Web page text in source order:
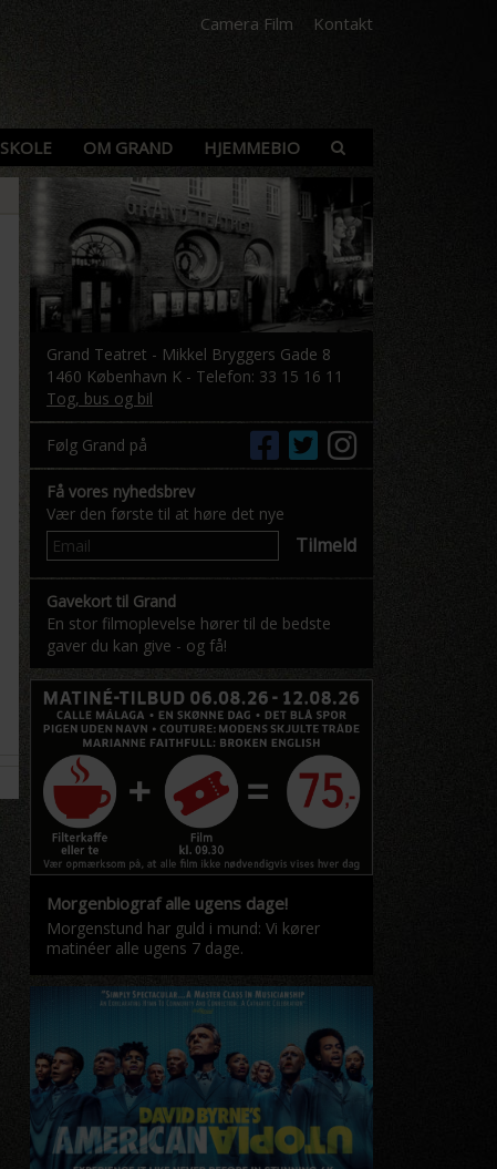
Camera Film Kontakt
SKOLE OM GRAND HJEMMEBIO
Grand Teatret - Mikkel Bryggers Gade 8
1460 København K - Telefon: 33 15 16 11
Tog, bus og bil
Følg Grand på
Få vores nyhedsbrev
Vær den første til at høre det nye
Tilmeld
Gavekort til Grand
En stor filmoplevelse hører til de bedste
gaver du kan give - og få!
Morgenbiograf alle ugens dage!
Morgenstund har guld i mund: Vi kører
matinéer alle ugens 7 dage.